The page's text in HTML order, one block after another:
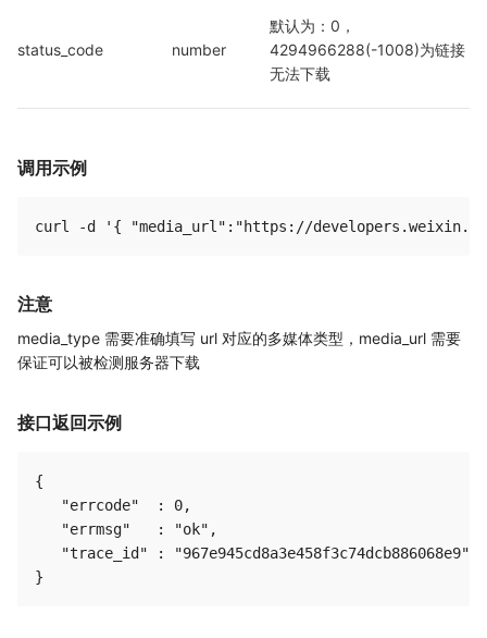
status_code number
默认为：0，
4294966288(-1008)为链接
无法下载
调用示例
注意
media_type 需要准确填写 url 对应的多媒体类型，media_url 需要
保证可以被检测服务器下载
接口返回示例
{
   "errcode"  : 0,
   "errmsg"   : "ok",
   "trace_id" : "967e945cd8a3e458f3c74dcb886068e9"